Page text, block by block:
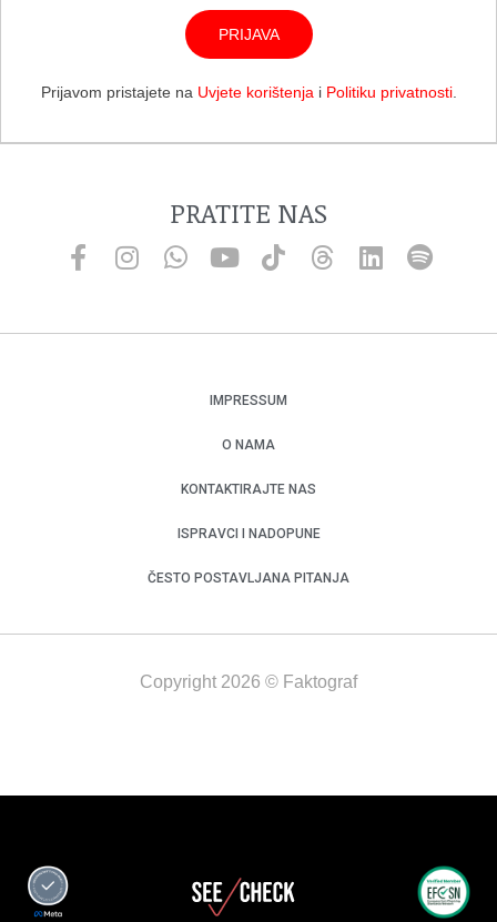
PRIJAVA
Prijavom pristajete na Uvjete korištenja i Politiku privatnosti.
PRATITE NAS
IMPRESSUM
O NAMA
KONTAKTIRAJTE NAS
ISPRAVCI I NADOPUNE
ČESTO POSTAVLJANA PITANJA
Copyright 2026 © Faktograf